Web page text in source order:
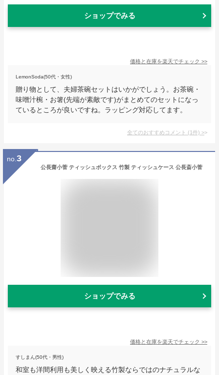
ショップでみる
価格と在庫を楽天でチェック >>
LemonSoda(50代・女性)
贈り物として、夫婦茶碗セットはいかがでしょう。お茶碗・
味噌汁椀・お箸(先端が素敵です)がまとめてのセットになっ
ているところが良いですね。ラッピング対応してます。
全てのおすすめコメント (1件) >
no. 3
公長齋小菅 ティッシュボックス 竹製 ティッシュケース 公長斎小菅
ショップでみる
価格と在庫を楽天でチェック >>
すしまん(50代・男性)
和室も洋間利用も美しく映える竹製ならではのナチュラルな